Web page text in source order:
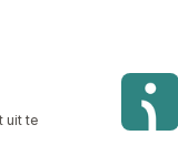
uit te